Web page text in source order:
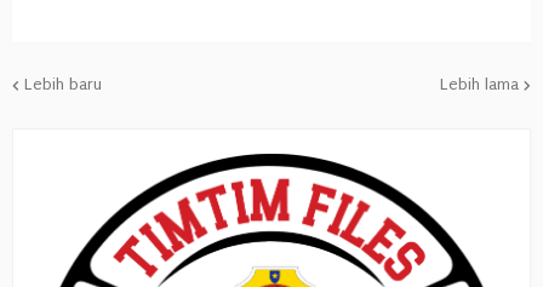
Lebih baru Lebih lama